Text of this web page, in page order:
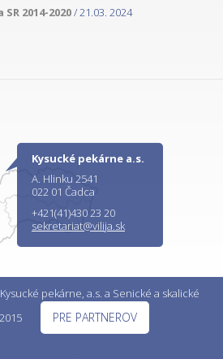
2014-2020/ 21.03. 2024
Kysucké pekárne a.s.
A. Hlinku 2541
022 01 Čadca
+421(41)430 23 20
sekretariat@vilija.sk
pekárne, a.s. a Senické a skalické
PRE PARTNEROV